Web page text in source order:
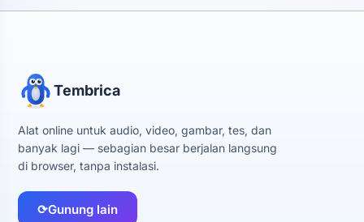
Tembrica
Alat online untuk audio, video, gambar, tes, dan
banyak lagi — sebagian besar berjalan langsung
di browser, tanpa instalasi.
⟳Gunung lain